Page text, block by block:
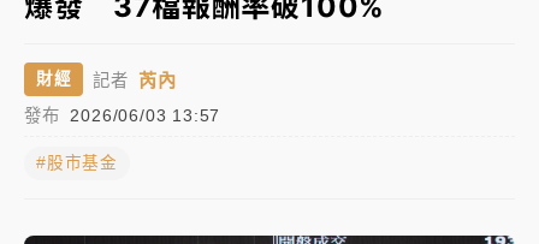
白海豚瘦身！中部以北防劇烈降水 本周天氣展望「多
「白海豚」雨炸新北！通報109件災情 侯友宜揭這類災
損最多
財經 記者 芮內
發布 2026/06/03 13:57
#股市基金